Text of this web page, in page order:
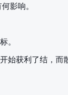
影响。
。
始获利了结，而